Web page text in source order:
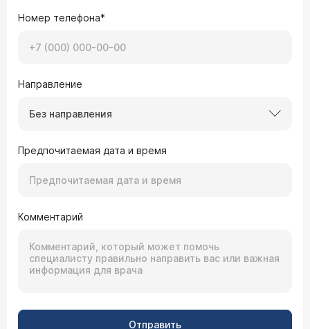
Номер телефона*
Направление
Без направления
Предпочитаемая дата и время
Комментарий
Отправить